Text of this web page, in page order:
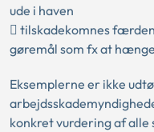
ude i haven
 tilskadekomnes
gøremål som fx at
Eksemplerne er ikke
konkret vurdering af